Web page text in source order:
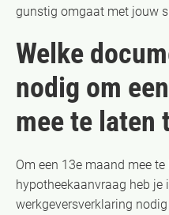
gunstig omgaat met jouw
Welke
nodig om
mee te laten
Om een 13e maand mee
hypotheekaanvraag heb je
werkgeversverklaring